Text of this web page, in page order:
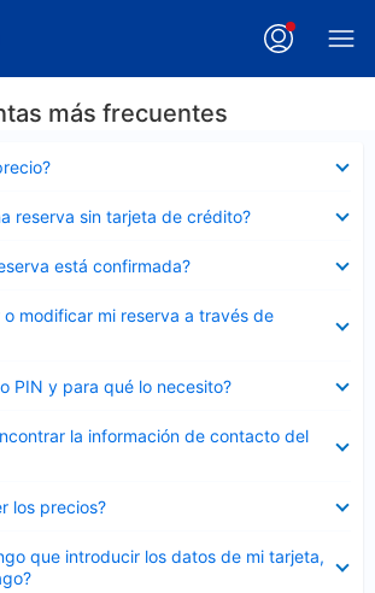
más frecuentes
reserva sin tarjeta de crédito?
está confirmada?
o modificar mi reserva a través de
PIN y para qué lo necesito?
la información de contacto del
los precios?
que introducir los datos de mi tarjeta,